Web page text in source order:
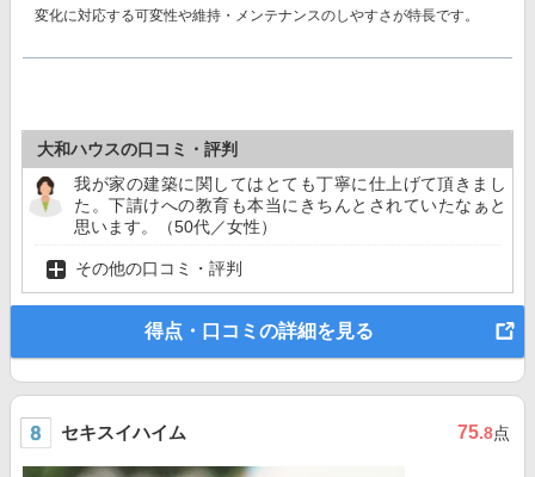
変化に対応する可変性や維持・メンテナンスのしやすさが特長です。
大和ハウスの口コミ・評判
我が家の建築に関してはとても丁寧に仕上げて頂きまし
た。下請けへの教育も本当にきちんとされていたなぁと
思います。（50代／女性）
その他の口コミ・評判
得点・口コミの詳細を見る
セキスイハイム 75.8点